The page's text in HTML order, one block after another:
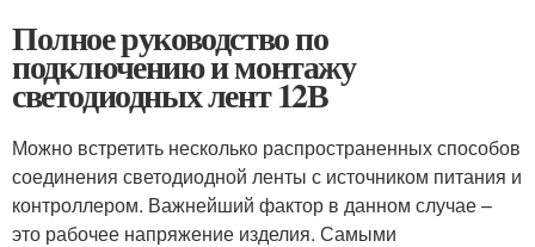
Полное руководство по
подключению и монтажу
светодиодных лент 12В
Можно встретить несколько распространенных способов
соединения светодиодной ленты с источником питания и
контроллером. Важнейший фактор в данном случае –
это рабочее напряжение изделия. Самыми